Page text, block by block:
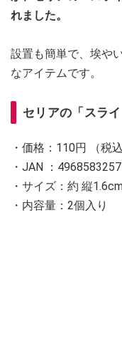
れました。
設置も簡単で、埃や
なアイテムです。
セリアの「スラ
・価格：110円 （税込
・JAN ：
・サイズ：約 縦
・内容量：2個入り